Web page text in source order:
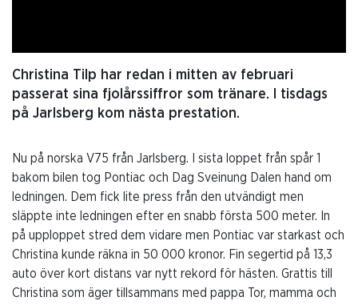
Christina Tilp har redan i mitten av februari
passerat sina fjolårssiffror som tränare. I tisdags
på Jarlsberg kom nästa prestation.
Nu på norska V75 från Jarlsberg. I sista loppet från spår 1
bakom bilen tog Pontiac och Dag Sveinung Dalen hand om
ledningen. Dem fick lite press från den utvändigt men
släppte inte ledningen efter en snabb första 500 meter. In
på upploppet stred dem vidare men Pontiac var starkast och
Christina kunde räkna in 50 000 kronor. Fin segertid på 13,3
auto över kort distans var nytt rekord för hästen. Grattis till
Christina som äger tillsammans med pappa Tor, mamma och